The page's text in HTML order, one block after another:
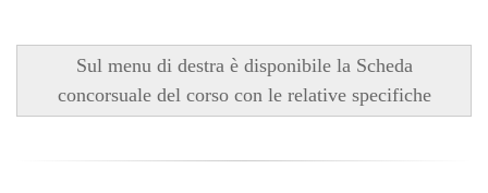
Sul menu di destra è disponibile la Scheda
concorsuale del corso con le relative specifiche